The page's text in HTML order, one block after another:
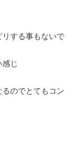
リする事もないで
感じ
のでとてもコン